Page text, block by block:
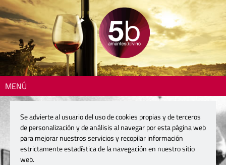
MENÚ
Se advierte al usuario del uso de cookies propias y de terceros
de personalización y de análisis al navegar por esta página web
para mejorar nuestros servicios y recopilar información
estrictamente estadística de la navegación en nuestro sitio
web.